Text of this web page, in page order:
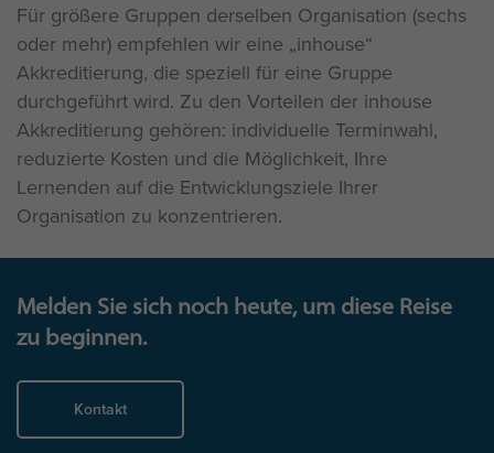
Für größere Gruppen derselben Organisation (sechs
oder mehr) empfehlen wir eine „inhouse“
Akkreditierung, die speziell für eine Gruppe
durchgeführt wird. Zu den Vorteilen der inhouse
Akkreditierung gehören: individuelle Terminwahl,
reduzierte Kosten und die Möglichkeit, Ihre
Lernenden auf die Entwicklungsziele Ihrer
Organisation zu konzentrieren.
Melden Sie sich noch heute, um diese Reise
zu beginnen.
Kontakt